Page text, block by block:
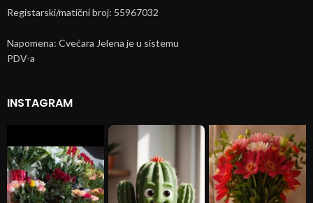
Registarski/matični broj: 55967032
Napomena: Cvećara Jelena je u sistemu
PDV-a
INSTAGRAM